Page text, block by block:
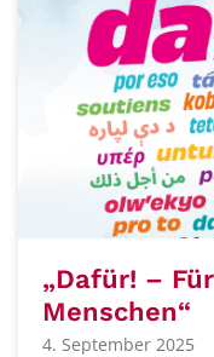
„Dafür! –
Menschen“
4. September 2025